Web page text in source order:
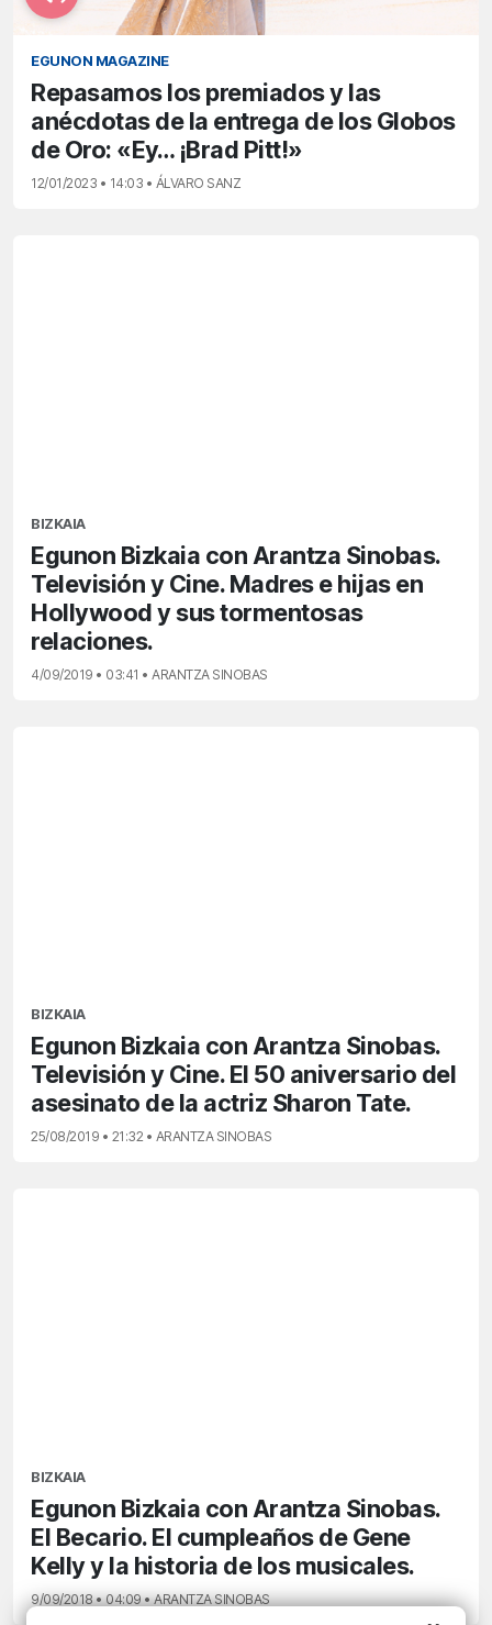
EGUNON MAGAZINE
Repasamos los premiados y las
anécdotas de la entrega de los Globos
de Oro: «Ey… ¡Brad Pitt!»
12/01/2023 • 14:03 • ÁLVARO SANZ
BIZKAIA
Egunon Bizkaia con Arantza Sinobas.
Televisión y Cine. Madres e hijas en
Hollywood y sus tormentosas
relaciones.
4/09/2019 • 03:41 • ARANTZA SINOBAS
BIZKAIA
Egunon Bizkaia con Arantza Sinobas.
Televisión y Cine. El 50 aniversario del
asesinato de la actriz Sharon Tate.
25/08/2019 • 21:32 • ARANTZA SINOBAS
BIZKAIA
Egunon Bizkaia con Arantza Sinobas.
El Becario. El cumpleaños de Gene
Kelly y la historia de los musicales.
9/09/2018 • 04:09 • ARANTZA SINOBAS